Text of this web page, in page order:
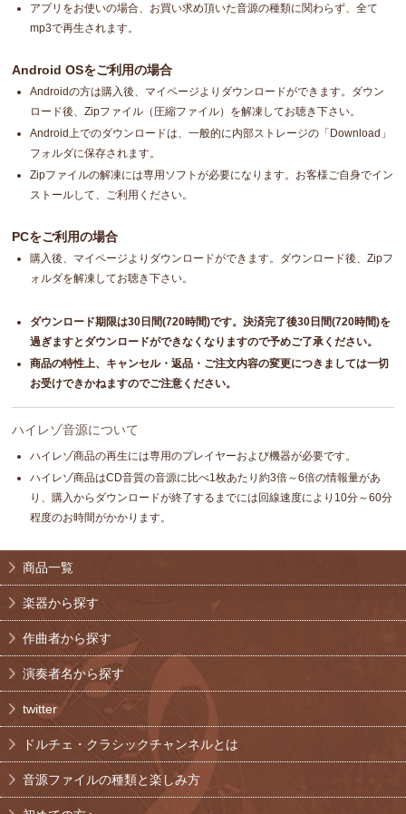
アプリをお使いの場合、お買い求め頂いた音源の種類に関わらず、全て
mp3で再生されます。
Android OSをご利用の場合
Androidの方は購入後、マイページよりダウンロードができます。ダウン
ロード後、Zipファイル（圧縮ファイル）を解凍してお聴き下さい。
Android上でのダウンロードは、一般的に内部ストレージの「Download」
フォルダに保存されます。
Zipファイルの解凍には専用ソフトが必要になります。お客様ご自身でイン
ストールして、ご利用ください。
PCをご利用の場合
購入後、マイページよりダウンロードができます。ダウンロード後、Zipフ
ォルダを解凍してお聴き下さい。
ダウンロード期限は30日間(720時間)です。決済完了後30日間(720時間)を
過ぎますとダウンロードができなくなりますので予めご了承ください。
商品の特性上、キャンセル・返品・ご注文内容の変更につきましては一切
お受けできかねますのでご注意ください。
ハイレゾ音源について
ハイレゾ商品の再生には専用のプレイヤーおよび機器が必要です。
ハイレゾ商品はCD音質の音源に比べ1枚あたり約3倍～6倍の情報量があ
り、購入からダウンロードが終了するまでには回線速度により10分～60分
程度のお時間がかかります。
商品一覧
楽器から探す
作曲者から探す
演奏者名から探す
twitter
ドルチェ・クラシックチャンネルとは
音源ファイルの種類と楽しみ方